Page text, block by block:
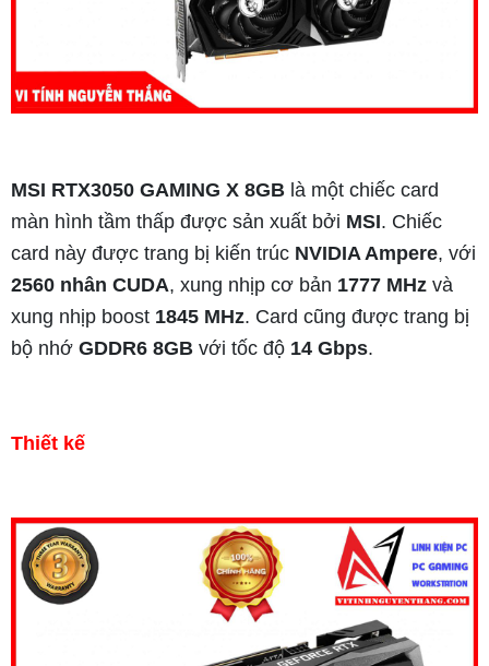
MSI RTX3050 GAMING X 8GB là một chiếc card
màn hình tầm thấp được sản xuất bởi MSI. Chiếc
card này được trang bị kiến trúc NVIDIA Ampere, với
2560 nhân CUDA, xung nhịp cơ bản 1777 MHz và
xung nhịp boost 1845 MHz. Card cũng được trang bị
bộ nhớ GDDR6 8GB với tốc độ 14 Gbps.
Thiết kế